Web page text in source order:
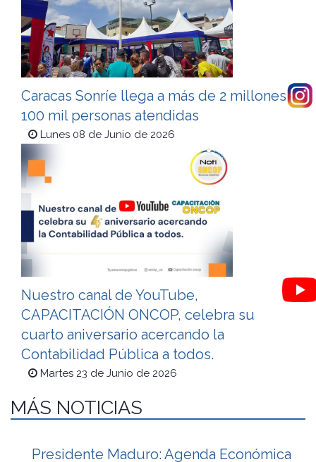
Caracas Sonríe llega a más de 2 millones
100 mil personas atendidas
Lunes 08 de Junio de 2026
Nuestro canal de YouTube,
CAPACITACIÓN ONCOP, celebra su
cuarto aniversario acercando la
Contabilidad Pública a todos.
Martes 23 de Junio de 2026
MÁS NOTICIAS
Presidente Maduro: Agenda Económica